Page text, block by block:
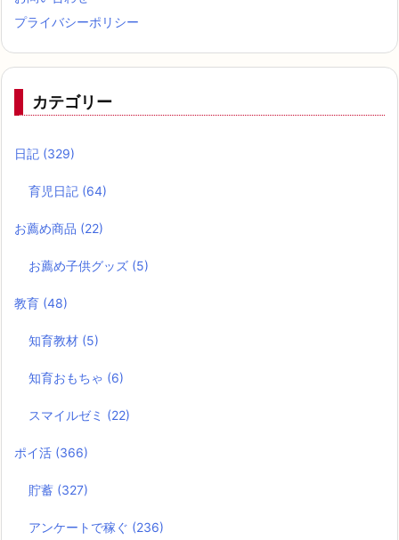
プライバシーポリシー
カテゴリー
日記 (329)
育児日記 (64)
お薦め商品 (22)
お薦め子供グッズ (5)
教育 (48)
知育教材 (5)
知育おもちゃ (6)
スマイルゼミ (22)
ポイ活 (366)
貯蓄 (327)
アンケートで稼ぐ (236)